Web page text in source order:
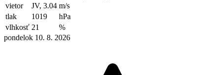
vietor
JV, 3.04 m/s
tlak
1019
hPa
vlhkosť 21
%
pondelok 10. 8. 2026